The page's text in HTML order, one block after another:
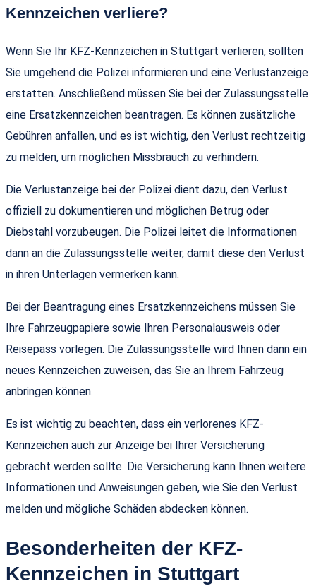
Kennzeichen verliere?
Wenn Sie Ihr KFZ-Kennzeichen in Stuttgart verlieren, sollten
Sie umgehend die Polizei informieren und eine Verlustanzeige
erstatten. Anschließend müssen Sie bei der Zulassungsstelle
eine Ersatzkennzeichen beantragen. Es können zusätzliche
Gebühren anfallen, und es ist wichtig, den Verlust rechtzeitig
zu melden, um möglichen Missbrauch zu verhindern.
Die Verlustanzeige bei der Polizei dient dazu, den Verlust
offiziell zu dokumentieren und möglichen Betrug oder
Diebstahl vorzubeugen. Die Polizei leitet die Informationen
dann an die Zulassungsstelle weiter, damit diese den Verlust
in ihren Unterlagen vermerken kann.
Bei der Beantragung eines Ersatzkennzeichens müssen Sie
Ihre Fahrzeugpapiere sowie Ihren Personalausweis oder
Reisepass vorlegen. Die Zulassungsstelle wird Ihnen dann ein
neues Kennzeichen zuweisen, das Sie an Ihrem Fahrzeug
anbringen können.
Es ist wichtig zu beachten, dass ein verlorenes KFZ-
Kennzeichen auch zur Anzeige bei Ihrer Versicherung
gebracht werden sollte. Die Versicherung kann Ihnen weitere
Informationen und Anweisungen geben, wie Sie den Verlust
melden und mögliche Schäden abdecken können.
Besonderheiten der KFZ-
Kennzeichen in Stuttgart